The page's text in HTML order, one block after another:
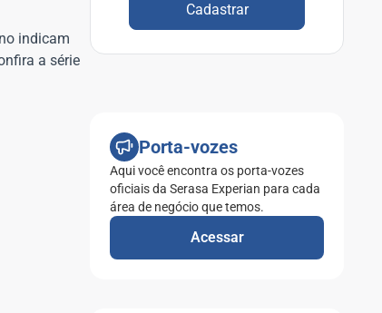
indicam
a série
Cadastrar
Porta-vozes
Aqui você encontra os porta-vozes
oficiais da Serasa Experian para cada
área de negócio que temos.
Acessar